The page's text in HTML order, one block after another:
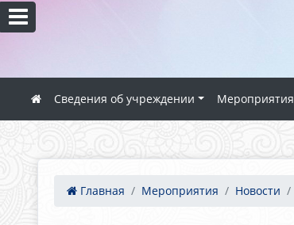
Сведения об учреждении Мероприятия
Главная Мероприятия Новости